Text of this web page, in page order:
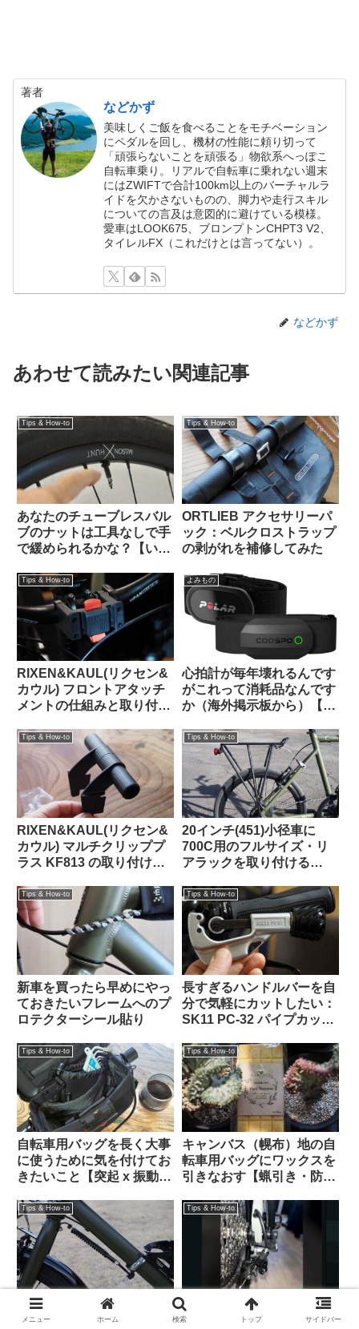
著者
などかず
美味しくご飯を食べることをモチベーション
にペダルを回し、機材の性能に頼り切って
「頑張らないことを頑張る」物欲系へっぽこ
自転車乗り。リアルで自転車に乗れない週末
にはZWIFTで合計100km以上のバーチャルラ
イドを欠かさないものの、脚力や走行スキル
についての言及は意図的に避けている模様。
愛車はLOOK675、ブロンプトンCHPT3 V2、
タイレルFX（これだけとは言ってない）。
などかず
あわせて読みたい関連記事
Tips & How-to
あなたのチューブレスバル
ブのナットは工具なしで手
で緩められるかな？【いま
Tips & How-to
ORTLIEB アクセサリーパ
ック：ベルクロストラップ
の剥がれを補修してみた
Tips & How-to
RIXEN&KAUL(リクセン&
カウル) フロントアタッチ
メントの仕組みと取り付け
よみもの
心拍計が毎年壊れるんです
がこれって消耗品なんです
か（海外掲示板から）【丈
Tips & How-to
RIXEN&KAUL(リクセン&
カウル) マルチクリッププ
ラス KF813 の取り付け方
い？】
Tips & How-to
20インチ(451)小径車に
700C用のフルサイズ・リ
アラックを取り付ける
Explorer Tubular Rack】
Tips & How-to
新車を買ったら早めにやっ
ておきたいフレームへのプ
ロテクターシール貼り
Tips & How-to
長すぎるハンドルバーを自
分で気軽にカットしたい：
SK11 PC-32 パイプカッタ
カスタム】
Tips & How-to
自転車用バッグを長く大事
に使うために気を付けてお
きたいこと【突起 x 振動
Tips & How-to
キャンバス（幌布）地の自
転車用バッグにワックスを
引きなおす【蝋引き・防水
Tips & How-to
Velo Orangeのホイールス
タビライザーを大径・異形
Tips & How-to
Ortlieb Quick-Rack(オルト
リーブ・クイックラック)
メニュー ホーム 検索 トップ サイドバー